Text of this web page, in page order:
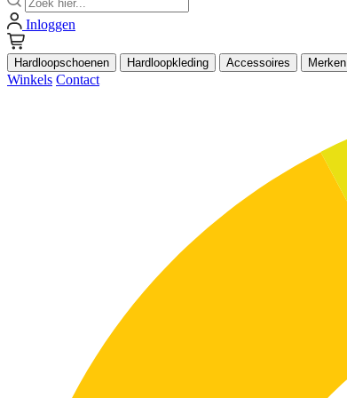
Inloggen
Hardloopschoenen Hardloopkleding Accessoires Merken
Winkels Contact